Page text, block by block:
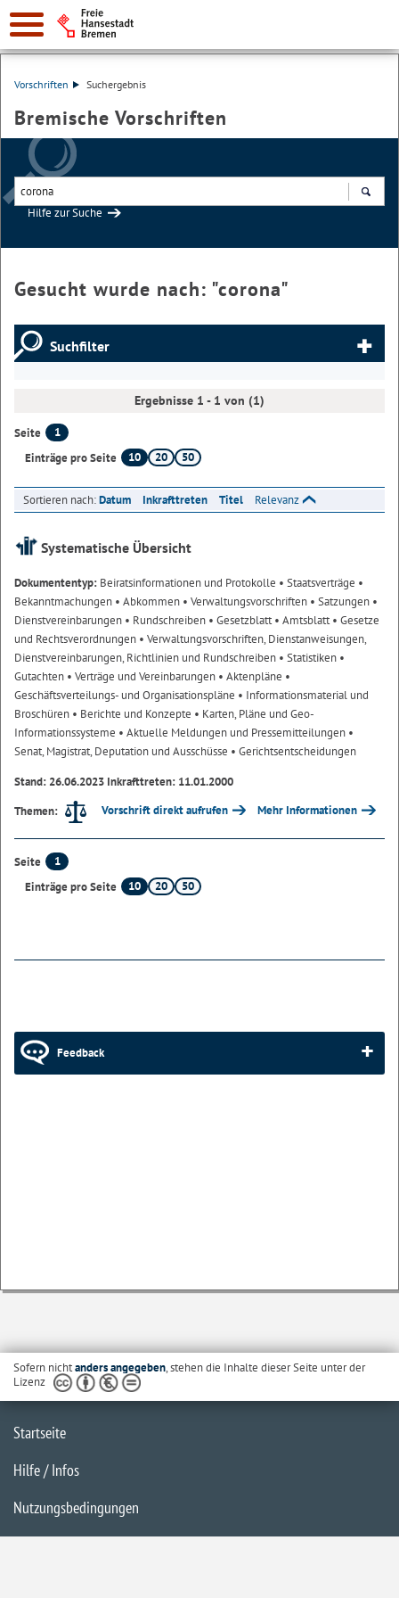
Vorschriften Suchergebnis
Bremische Vorschriften
Hilfe zur Suche
Gesucht wurde nach: "corona"
Suchfilter
Ergebnisse 1 - 1 von (1)
Seite
1
Einträge pro Seite
10 20 50
Sortieren nach:Datum Inkrafttreten Titel Relevanz
Systematische Übersicht
Dokumententyp: Beiratsinformationen und Protokolle • Staatsverträge •
Bekanntmachungen • Abkommen • Verwaltungsvorschriften • Satzungen •
Dienstvereinbarungen • Rundschreiben • Gesetzblatt• Amtsblatt• Gesetze
und Rechtsverordnungen • Verwaltungsvorschriften, Dienstanweisungen,
Dienstvereinbarungen, Richtlinien und Rundschreiben • Statistiken •
Gutachten • Verträge und Vereinbarungen • Aktenpläne •
Geschäftsverteilungs- und Organisationspläne • Informationsmaterial und
Broschüren • Berichte und Konzepte • Karten, Pläne und Geo-
Informationssysteme • Aktuelle Meldungen und Pressemitteilungen •
Senat, Magistrat, Deputation und Ausschüsse • Gerichtsentscheidungen
Stand: 26.06.2023 Inkrafttreten: 11.01.2000
Themen:
Vorschrift direkt aufrufen Mehr Informationen
Seite
1
Einträge pro Seite
10 20 50
Feedback
Sofern nichtanders angegeben, stehen die Inhalte dieser Seite unter der
Lizenz
Startseite
Hilfe / Infos
Nutzungsbedingungen